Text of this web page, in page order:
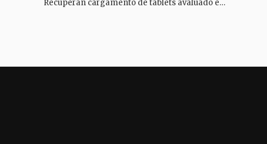
Recuperan cargamento de tablets avaluado en más de $2.500 millones tras millonario hurto en vías del Tolima